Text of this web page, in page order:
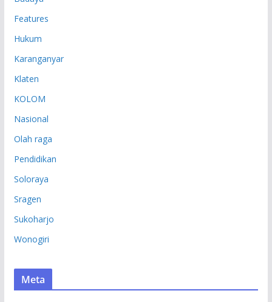
Features
Hukum
Karanganyar
Klaten
KOLOM
Nasional
Olah raga
Pendidikan
Soloraya
Sragen
Sukoharjo
Wonogiri
Meta